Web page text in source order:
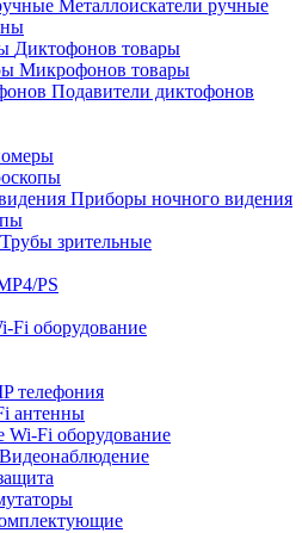
Металлоискатели ручные
Диктофонов товары
Микрофонов товары
Подавители диктофонов
Приборы ночного видения
Трубы зрительные
PS
Fi оборудование
телефония
антенны
Wi-Fi оборудование
Видеонаблюдение